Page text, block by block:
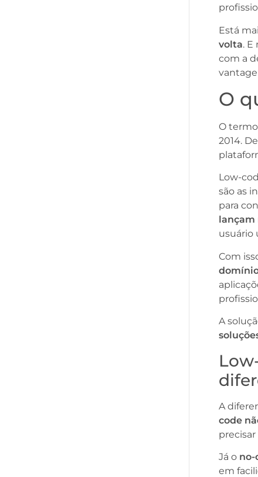
Está
volta.
com a
O
O
2014.
Low-
são as
para
usuário
Com
A
A
code
precisar
Já o no-
em